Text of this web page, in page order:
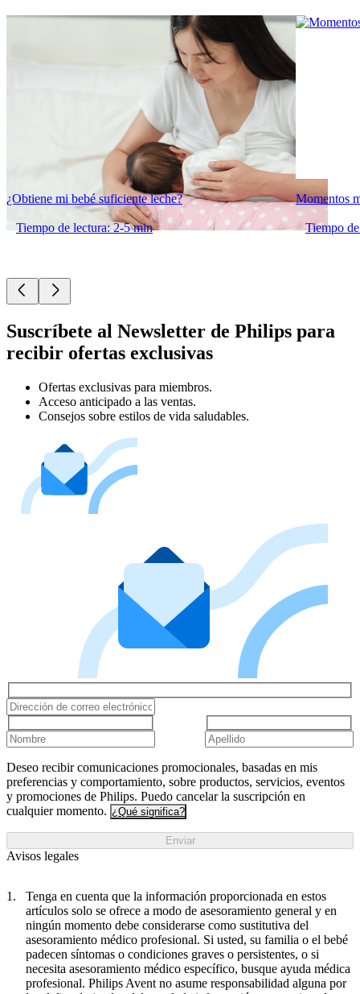
¿Obtiene mi bebé suficiente leche?
Tiempo de lectura: 2-5 min
Momentos
Tiempo
Suscríbete al Newsletter de Philips para
recibir ofertas exclusivas
Ofertas exclusivas para miembros.
Acceso anticipado a las ventas.
Consejos sobre estilos de vida saludables.
Deseo recibir comunicaciones promocionales, basadas en mis
preferencias y comportamiento, sobre productos, servicios, eventos
y promociones de Philips. Puedo cancelar la suscripción en
cualquier momento. ¿Qué significa?
Enviar
Avisos legales
Tenga en cuenta que la información proporcionada en estos
artículos solo se ofrece a modo de asesoramiento general y en
ningún momento debe considerarse como sustitutiva del
asesoramiento médico profesional. Si usted, su familia o el bebé
padecen síntomas o condiciones graves o persistentes, o si
necesita asesoramiento médico específico, busque ayuda médica
profesional. Philips Avent no asume responsabilidad alguna por